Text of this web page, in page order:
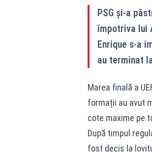
PSG și-a
împotriva lui
Enrique s-a
au terminat
Marea finală a
formații au avut
cote maxime pe
După timpul
fost decis la